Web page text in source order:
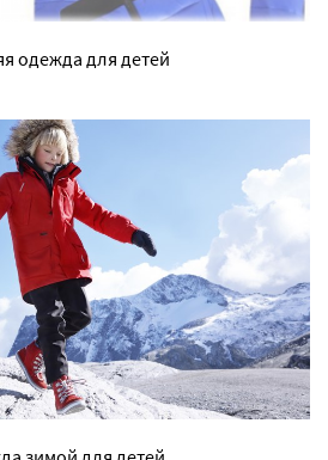
одежда для детей